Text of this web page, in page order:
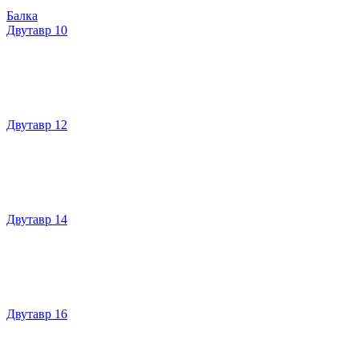
Балка
Двутавр 10
Двутавр 12
Двутавр 14
Двутавр 16